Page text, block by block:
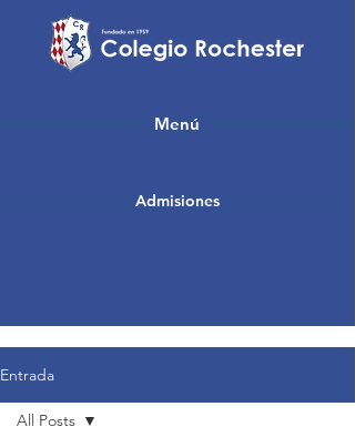
Admisiones
Menú
Entrada
All Posts